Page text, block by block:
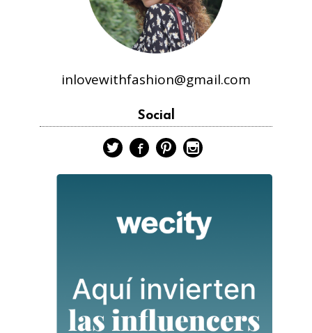
inlovewithfashion@gmail.com
Social